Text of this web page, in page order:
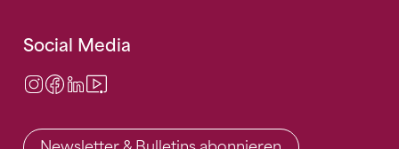
Social Media
Instagram
Facebook
LinkedIn